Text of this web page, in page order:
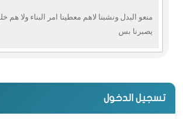
منعو البدل ونشبنا لاهم معطينا امر البناء ولا هم
يصبرنا بس
تسجيل الدخول